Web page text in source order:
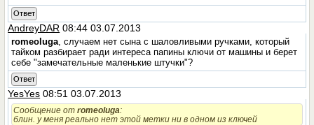
Ответ
AndreyDAR 08:44 03.07.2013
romeoluga, случаем нет сына с шаловливыми ручками, который
тайком разбирает ради интереса папины ключи от машины и берет
себе "замечательные маленькие штучки"?
Ответ
YesYes 08:51 03.07.2013
Сообщение отromeoluga:
блин. у меня реально нет этой метки ни в одном из ключей